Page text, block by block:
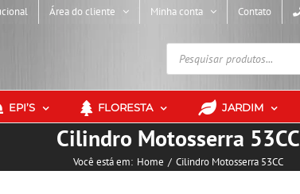
Área do cliente Minha conta Contato
Pesquisar
produtos
EPI’S FLORESTA JARDIM
Cilindro Motosserra 53CC
Você está em: Home Cilindro Motosserra 53CC